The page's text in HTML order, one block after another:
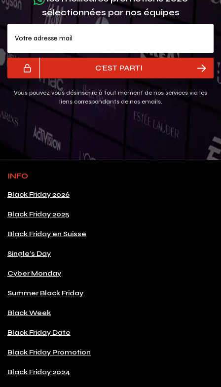
sélectionnées par nos équipes
C'EST PARTI
Vous pouvez vous désinscrire à tout moment de nos services via les
liens correspondants de nos emails.
INFO
Black Friday 2026
Black Friday 2025
Black Friday en Suisse
Single's Day
Cyber Monday
Summer Black Friday
Black Week
Black Friday Date
Black Friday Promotion
Black Friday 2024